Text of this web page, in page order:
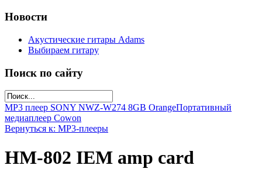
Новости
Акустические гитары Adams
Выбираем гитару
Поиск по сайту
MP3 плеер SONY NWZ-W274 8GB OrangeПортативный
медиаплеер Cowon
Вернуться к: МР3-плееры
HM-802 IEM amp card